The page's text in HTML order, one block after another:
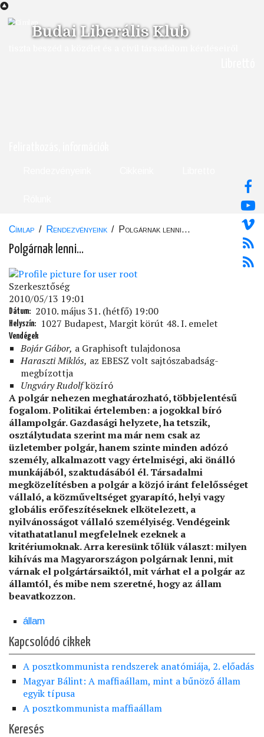
Ugrás
tartalomraBudai Liberális Klub
Címlap / Rendezvényeink / Polgárnak lenni...
Polgárnak lenni...
Szerkesztőség
2010/05/13 19:01
Dátum 2010. május 31. (hétfő) 19:00
Helyszín 1027 Budapest, Margit körút 48. I. emelet
Vendégek
Bojár Gábor, a Graphisoft tulajdonosa
Haraszti Miklós, az EBESZ volt sajtószabadság-
megbízottja
Ungváry Rudolfközíró
A polgár nehezen meghatározható, többjelentésű
fogalom. Politikai értelemben: a jogokkal bíró
állampolgár. Gazdasági helyzete, ha tetszik,
osztálytudata szerint ma már nem csak az
üzletember polgár, hanem szinte minden adózó
személy, alkalmazott vagy értelmiségi, aki önálló
munkájából, szaktudásából él. Társadalmi
megközelítésben a polgár a közjó iránt felelősséget
vállaló, a közműveltséget gyarapító, helyi vagy
globális erőfeszítéseknek elkötelezett, a
nyilvánosságot vállaló személyiség. Vendégeink
vitathatatlanul megfelelnek ezeknek a
kritériumoknak. Arra keresünk tőlük választ: milyen
kihívás ma Magyarországon polgárnak lenni, mit
várnak el polgártársaiktól, mit várhat el a polgár az
államtól, és mibe nem szeretné, hogy az állam
beavatkozzon.
állam
Kapcsolódó cikkek
A posztkommunista rendszerek anatómiája, 2. előadás
Magyar Bálint: A maffiaállam, mint a bűnöző állam
egyik típusa
A posztkommunista maffiaállam
Keresés